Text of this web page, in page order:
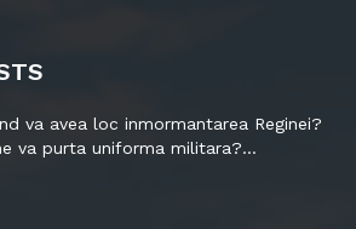
va avea loc inmormantarea Reginei?
va purta uniforma militara?...